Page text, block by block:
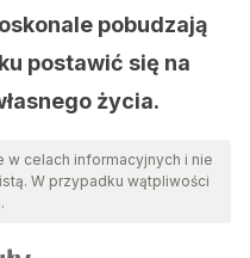
pobudzają
postawić się na
życia.
w celach informacyjnych i nie
W przypadku wątpliwości